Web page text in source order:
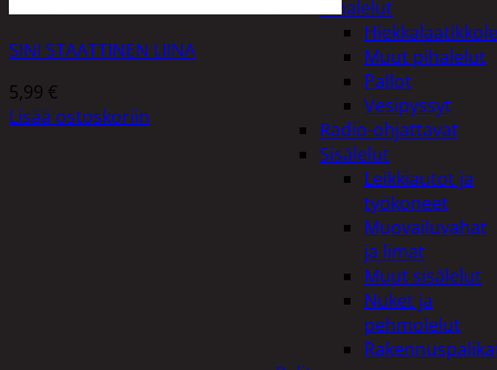
Pihalelut
Muut pihalelut
Pallot
Vesipyssyt
Radio-ohjattavat
Sisälelut
Leikkiautot ja
työkoneet
Muovailuvahat
ja limat
Muut sisälelut
Nuket ja
pehmolelut
SINI STAATTINEN LIINA
5,99 €
Lisää ostoskoriin